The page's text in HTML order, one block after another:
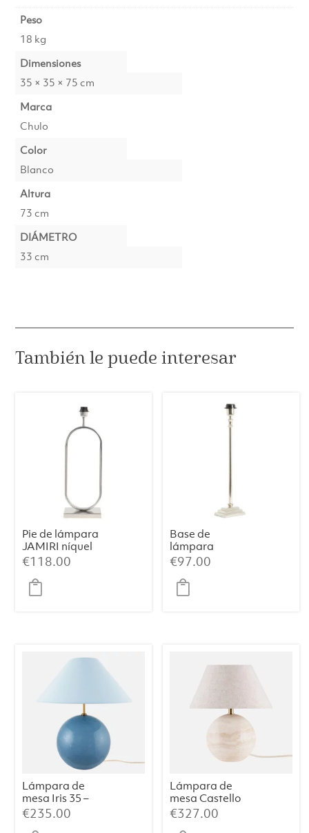
Peso
18 kg
Dimensiones
35 × 35 × 75 cm
Marca
Chulo
Color
Blanco
Altura
73 cm
DIÁMETRO
33 cm
También le puede interesar
Pie de lámpara
JAMIRI níquel
€118.00
Base de
lámpara
12×7,5×45 cm
KOTA níquel
€97.00
Lámpara de
mesa Iris 35 –
Azul paloma
€235.00
Lámpara de
mesa Castello
24 – Travertino
€327.00